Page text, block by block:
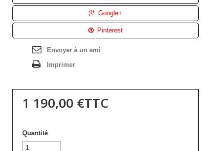
Google+
Pinterest
Envoyer à un ami
Imprimer
1 190,00 €TTC
Quantité